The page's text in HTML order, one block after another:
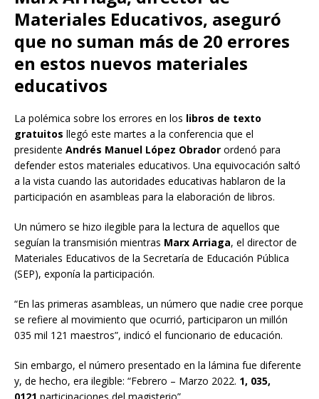
Materiales Educativos, aseguró
que no suman más de 20 errores
en estos nuevos materiales
educativos
La polémica sobre los errores en los libros de texto
gratuitos llegó este martes a la conferencia que el
presidente Andrés Manuel López Obrador ordenó para
defender estos materiales educativos. Una equivocación saltó
a la vista cuando las autoridades educativas hablaron de la
participación en asambleas para la elaboración de libros.
Un número se hizo ilegible para la lectura de aquellos que
seguían la transmisión mientras Marx Arriaga, el director de
Materiales Educativos de la Secretaría de Educación Pública
(SEP), exponía la participación.
“En las primeras asambleas, un número que nadie cree porque
se refiere al movimiento que ocurrió, participaron un millón
035 mil 121 maestros”, indicó el funcionario de educación.
Sin embargo, el número presentado en la lámina fue diferente
y, de hecho, era ilegible: “Febrero – Marzo 2022. 1, 035,